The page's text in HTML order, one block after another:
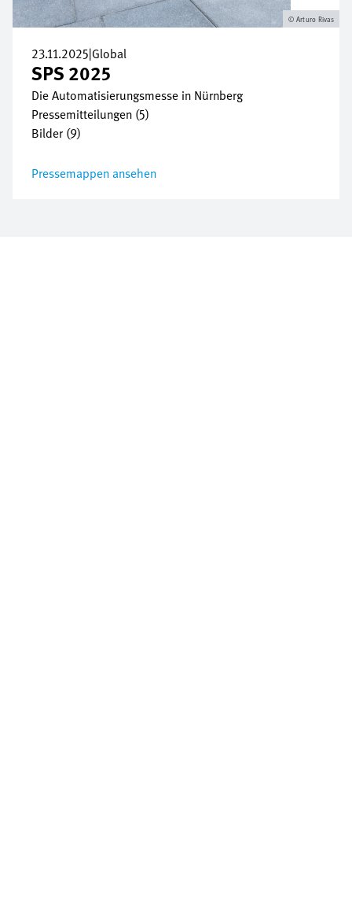
23.11.2025|Global
SPS 2025
Die Automatisierungsmesse in Nürnberg
Pressemitteilungen (5)
Bilder (9)
Pressemappen ansehen
Arturo Rivas